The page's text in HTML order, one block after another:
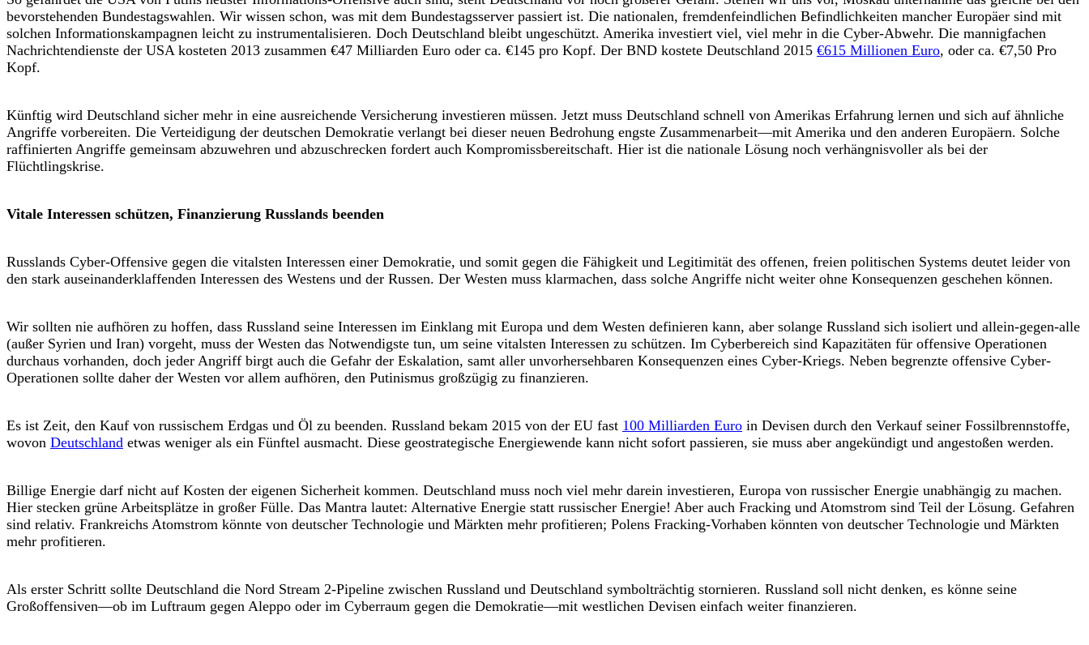
bevorstehenden Bundestagswahlen. Wir wissen schon, was mit dem Bundestagsserver passiert ist. Die nationalen, fremdenfeindlichen Befindlichkeiten mancher Europäer sind mit
solchen Informationskampagnen leicht zu instrumentalisieren. Doch Deutschland bleibt ungeschützt. Amerika investiert viel, viel mehr in die Cyber-Abwehr. Die mannigfachen
Nachrichtendienste der USA kosteten 2013 zusammen €47 Milliarden Euro oder ca. €145 pro Kopf. Der BND kostete Deutschland 2015 €615 Millionen Euro, oder ca. €7,50 Pro
Kopf.
Künftig wird Deutschland sicher mehr in eine ausreichende Versicherung investieren müssen. Jetzt muss Deutschland schnell von Amerikas Erfahrung lernen und sich auf ähnliche
Angriffe vorbereiten. Die Verteidigung der deutschen Demokratie verlangt bei dieser neuen Bedrohung engste Zusammenarbeit—mit Amerika und den anderen Europäern. Solche
raffinierten Angriffe gemeinsam abzuwehren und abzuschrecken fordert auch Kompromissbereitschaft. Hier ist die nationale Lösung noch verhängnisvoller als bei der
Flüchtlingskrise.
Vitale Interessen schützen, Finanzierung Russlands beenden
Russlands Cyber-Offensive gegen die vitalsten Interessen einer Demokratie, und somit gegen die Fähigkeit und Legitimität des offenen, freien politischen Systems deutet leider von
den stark auseinanderklaffenden Interessen des Westens und der Russen. Der Westen muss klarmachen, dass solche Angriffe nicht weiter ohne Konsequenzen geschehen können.
Wir sollten nie aufhören zu hoffen, dass Russland seine Interessen im Einklang mit Europa und dem Westen definieren kann, aber solange Russland sich isoliert und allein-gegen-alle
(außer Syrien und Iran) vorgeht, muss der Westen das Notwendigste tun, um seine vitalsten Interessen zu schützen. Im Cyberbereich sind Kapazitäten für offensive Operationen
durchaus vorhanden, doch jeder Angriff birgt auch die Gefahr der Eskalation, samt aller unvorhersehbaren Konsequenzen eines Cyber-Kriegs. Neben begrenzte offensive Cyber-
Operationen sollte daher der Westen vor allem aufhören, den Putinismus großzügig zu finanzieren.
Es ist Zeit, den Kauf von russischem Erdgas und Öl zu beenden. Russland bekam 2015 von der EU fast 100 Milliarden Euro in Devisen durch den Verkauf seiner Fossilbrennstoffe,
wovon Deutschland etwas weniger als ein Fünftel ausmacht. Diese geostrategische Energiewende kann nicht sofort passieren, sie muss aber angekündigt und angestoßen werden.
Billige Energie darf nicht auf Kosten der eigenen Sicherheit kommen. Deutschland muss noch viel mehr darein investieren, Europa von russischer Energie unabhängig zu machen.
Hier stecken grüne Arbeitsplätze in großer Fülle. Das Mantra lautet: Alternative Energie statt russischer Energie! Aber auch Fracking und Atomstrom sind Teil der Lösung. Gefahren
sind relativ. Frankreichs Atomstrom könnte von deutscher Technologie und Märkten mehr profitieren; Polens Fracking-Vorhaben könnten von deutscher Technologie und Märkten
mehr profitieren.
Als erster Schritt sollte Deutschland die Nord Stream 2-Pipeline zwischen Russland und Deutschland symbolträchtig stornieren. Russland soll nicht denken, es könne seine
Großoffensiven—ob im Luftraum gegen Aleppo oder im Cyberraum gegen die Demokratie—mit westlichen Devisen einfach weiter finanzieren.